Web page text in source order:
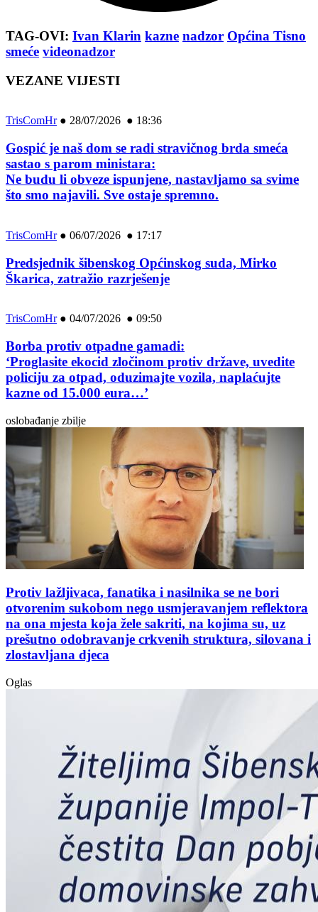
TAG-OVI: Ivan Klarin kazne nadzor Općina Tisno
smeće videonadzor
VEZANE VIJESTI
TrisComHr● 28/07/2026 ● 18:36
Gospić je naš dom se radi stravičnog brda smeća
sastao s parom ministara:
Ne budu li obveze ispunjene, nastavljamo sa svime
što smo najavili. Sve ostaje spremno.
TrisComHr● 06/07/2026 ● 17:17
Predsjednik šibenskog Općinskog suda, Mirko
Škarica, zatražio razrješenje
TrisComHr● 04/07/2026 ● 09:50
Borba protiv otpadne gamadi:
‘Proglasite ekocid zločinom protiv države, uvedite
policiju za otpad, oduzimajte vozila, naplaćujte
kazne od 15.000 eura…’
oslobađanje zbilje
Protiv lažljivaca, fanatika i nasilnika se ne bori
otvorenim sukobom nego usmjeravanjem reflektora
na ona mjesta koja žele sakriti, na kojima su, uz
prešutno odobravanje crkvenih struktura, silovana i
zlostavljana djeca
Oglas